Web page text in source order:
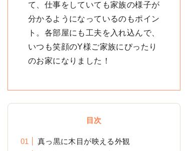
て、仕事をしていても家族の様子が
分かるようになっているのもポイン
ト。各部屋にも工夫を入れ込んで、
いつも笑顔のY様ご家族にぴったり
のお家になりました！
目次
真っ黒に木目が映える外観